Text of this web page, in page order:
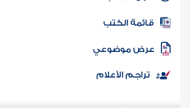
المكتبة
الكتب
موضوعي